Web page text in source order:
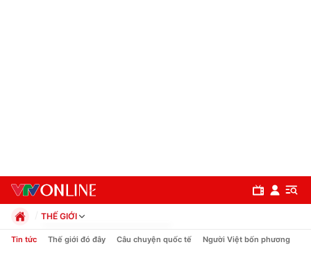
THẾ GIỚI
Chính trị
Tin tức Thế giới đó đây Câu chuyện quốc tế Người Việt bốn phương